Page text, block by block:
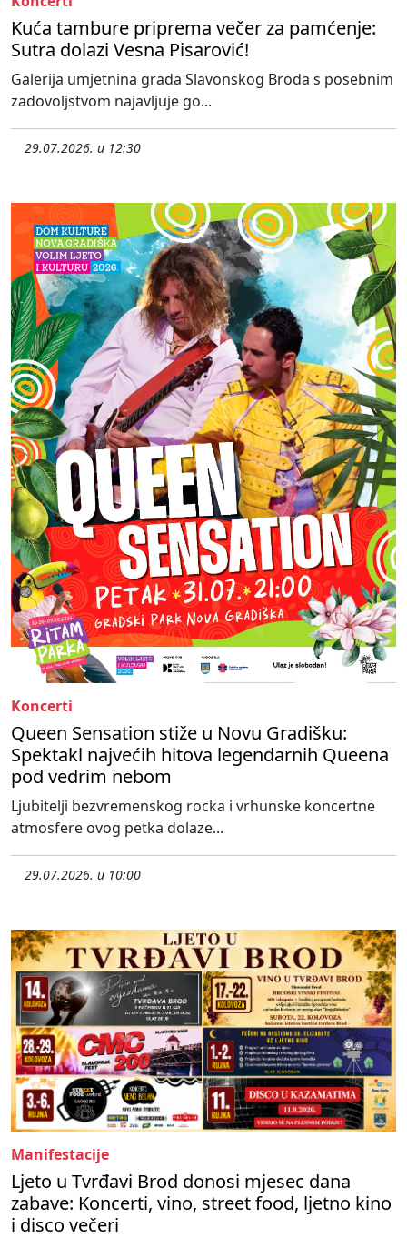
Kuća tambure priprema večer za pamćenje:
Sutra dolazi Vesna Pisarović!
Galerija umjetnina grada Slavonskog Broda s posebnim
zadovoljstvom najavljuje go...
29.07.2026. u 12:30
Koncerti
Queen Sensation stiže u Novu Gradišku:
Spektakl najvećih hitova legendarnih Queena
pod vedrim nebom
Ljubitelji bezvremenskog rocka i vrhunske koncertne
atmosfere ovog petka dolaze...
29.07.2026. u 10:00
Manifestacije
Ljeto u Tvrđavi Brod donosi mjesec dana
zabave: Koncerti, vino, street food, ljetno kino
i disco večeri